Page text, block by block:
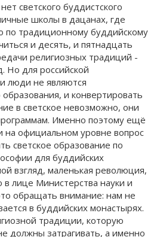
светского буддистского
школы в дацанах, где
по традиционному буддийскому
и десять, и пятнадцать
религиозных традиций -
Но для российской
люди не являются
и конвертировать
в светское невозможно, они
Именно поэтому ещё
на официальном уровне вопрос
светское образование по
для буддийских
взгляд, маленькая революция,
в лице Министерства науки и
обращать внимание: нам не
в буддийских монастырях.
традиции, которую
должны затрагивать, а именно